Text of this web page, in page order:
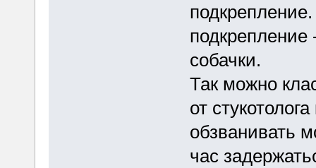
подкрепление
собачки.
Так можно
от
обзванивать
час